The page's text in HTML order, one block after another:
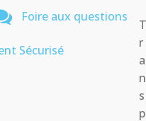
Foire aux questions
Sécurisé
r
a
n
s
p